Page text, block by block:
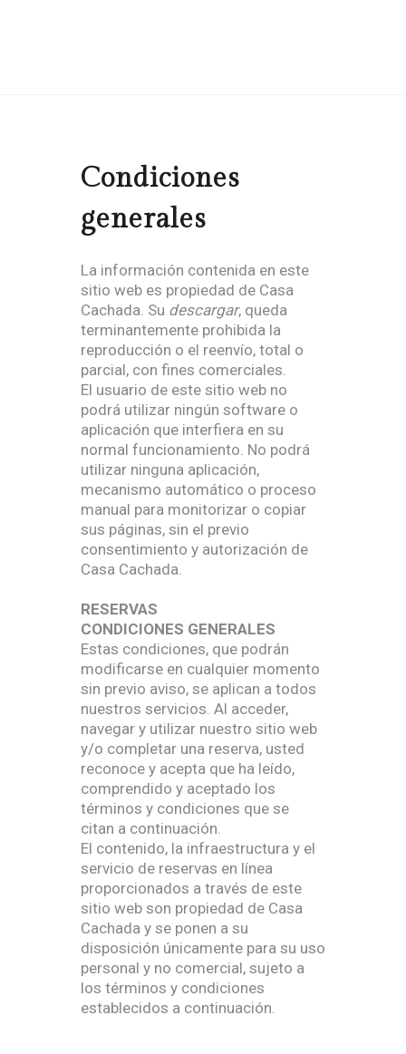
Condiciones
generales
La información contenida en este
sitio web es propiedad de Casa
Cachada. Su descargar, queda
terminantemente prohibida la
reproducción o el reenvío, total o
parcial, con fines comerciales.
El usuario de este sitio web no
podrá utilizar ningún software o
aplicación que interfiera en su
normal funcionamiento. No podrá
utilizar ninguna aplicación,
mecanismo automático o proceso
manual para monitorizar o copiar
sus páginas, sin el previo
consentimiento y autorización de
Casa Cachada.
RESERVAS
CONDICIONES GENERALES
Estas condiciones, que podrán
modificarse en cualquier momento
sin previo aviso, se aplican a todos
nuestros servicios. Al acceder,
navegar y utilizar nuestro sitio web
y/o completar una reserva, usted
reconoce y acepta que ha leído,
comprendido y aceptado los
términos y condiciones que se
citan a continuación.
El contenido, la infraestructura y el
servicio de reservas en línea
proporcionados a través de este
sitio web son propiedad de Casa
Cachada y se ponen a su
disposición únicamente para su uso
personal y no comercial, sujeto a
los términos y condiciones
establecidos a continuación.